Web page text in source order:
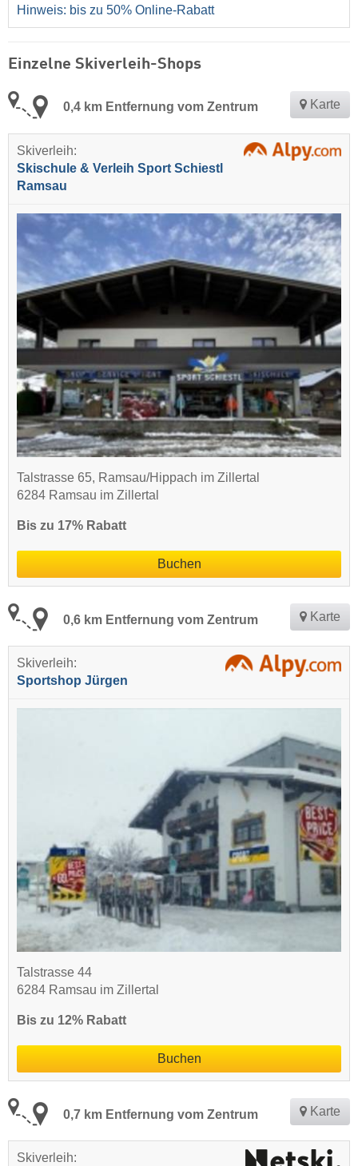
Hinweis: bis zu 50% Online-Rabatt
Einzelne Skiverleih-Shops
0,4 km Entfernung vom Zentrum Karte
Skiverleih:
Skischule & Verleih Sport Schiestl
Ramsau
Talstrasse 65, Ramsau/Hippach im Zillertal
6284 Ramsau im Zillertal
Bis zu 17% Rabatt
Buchen
0,6 km Entfernung vom Zentrum Karte
Skiverleih:
Sportshop Jürgen
Talstrasse 44
6284 Ramsau im Zillertal
Bis zu 12% Rabatt
Buchen
0,7 km Entfernung vom Zentrum Karte
Skiverleih: